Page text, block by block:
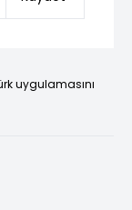
uygulamasını